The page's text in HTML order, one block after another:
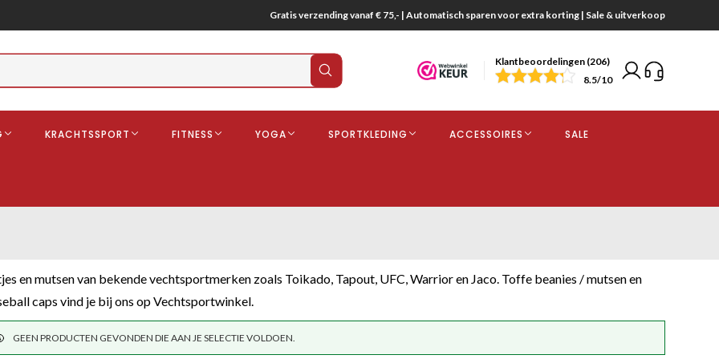
Gratis verzending vanaf € 75,- | Automatisch sparen voor extra korting | Sale & uitverkoop
Klantbeoordelingen (206)
8.5/10
KRACHTSSPORT FITNESS YOGA SPORTKLEDING ACCESSOIRES SALE
en mutsen van bekende vechtsportmerken zoals Toikado, Tapout, UFC, Warrior en Jaco. Toffe beanies / mutsen en
caps vind je bij ons op Vechtsportwinkel.
GEEN PRODUCTEN GEVONDEN DIE AAN JE SELECTIE VOLDOEN.